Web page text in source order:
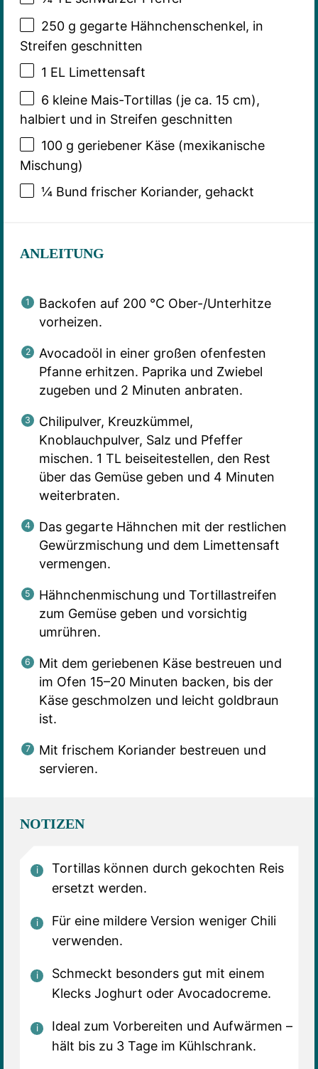
250 g gegarte Hähnchenschenkel, in
Streifen geschnitten
1 EL Limettensaft
6 kleine Mais-Tortillas (je ca. 15 cm),
halbiert und in Streifen geschnitten
100 g geriebener Käse (mexikanische
Mischung)
¼Bund frischer Koriander, gehackt
ANLEITUNG
Backofen auf 200 °C Ober-/Unterhitze
vorheizen.
Avocadoöl in einer großen ofenfesten
Pfanne erhitzen. Paprika und Zwiebel
zugeben und 2 Minuten anbraten.
Chilipulver, Kreuzkümmel,
Knoblauchpulver, Salz und Pfeffer
mischen. 1 TL beiseitestellen, den Rest
über das Gemüse geben und 4 Minuten
weiterbraten.
Das gegarte Hähnchen mit der restlichen
Gewürzmischung und dem Limettensaft
vermengen.
Hähnchenmischung und Tortillastreifen
zum Gemüse geben und vorsichtig
umrühren.
Mit dem geriebenen Käse bestreuen und
im Ofen 15–20 Minuten backen, bis der
Käse geschmolzen und leicht goldbraun
ist.
Mit frischem Koriander bestreuen und
servieren.
NOTIZEN
Tortillas können durch gekochten Reis
ersetzt werden.
Für eine mildere Version weniger Chili
verwenden.
Schmeckt besonders gut mit einem
Klecks Joghurt oder Avocadocreme.
Ideal zum Vorbereiten und Aufwärmen –
hält bis zu 3 Tage im Kühlschrank.